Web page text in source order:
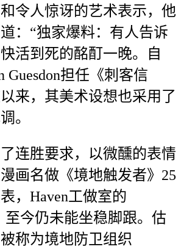
令人惊讶的艺术表示，他
：“独家爆料：有人告诉
活到死的酩酊一晚。自
Guesdon担任《刺客信
来，其美术设想也采用了
。
胜要求，以微醺的表情
画名做《境地触发者》25
，Haven工做室的
至今仍未能坐稳脚跟。估
称为境地防卫组织